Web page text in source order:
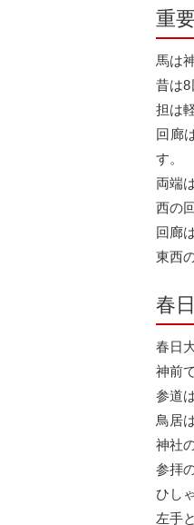
重
馬は
昔は
担は
回廊
す。
両端
西の
回廊
東西
春
春日
神前
参道
鳥居
神社
参拝
ひし
左手